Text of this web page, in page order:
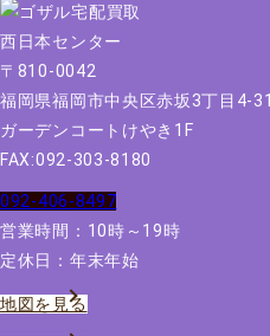
〒810-0042
福岡県福岡市中央区赤坂3丁目4-31
ガーデンコートけやき1F
FAX:092-303-8180
092-406-8497
営業時間：10時～19時
定休日：年末年始
地図を見る